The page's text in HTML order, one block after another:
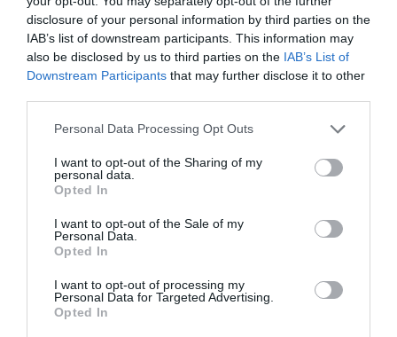
disclosure of your personal information by third parties on the
IAB’s list of downstream participants. This information may
also be disclosed by us to third parties on the IAB’s List of
Downstream Participants that may further disclose it to other
Personal Data Processing Opt Outs
I want to opt-out of the Sharing of my
personal data.
Opted In
I want to opt-out of the Sale of my
Personal Data.
Opted In
I want to opt-out of processing my
Personal Data for Targeted Advertising.
Opted In
années déjà. A cet égard, LHR ne peut donc plus être «
l’aéroport le plus fréquenté de l’UE » comme le dit le titre…
RÉPONDRE
a commenté :
15 août 2024 - 12 h 59 min